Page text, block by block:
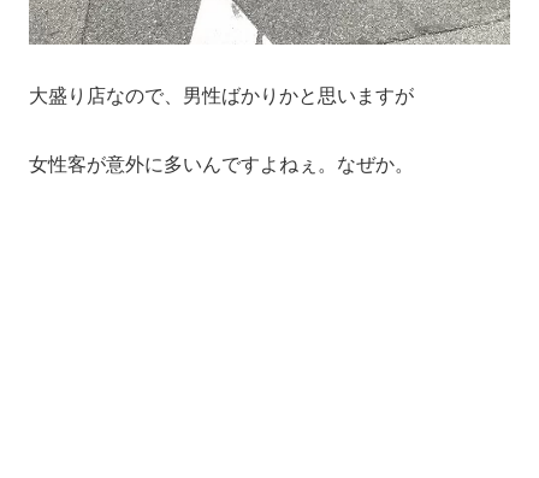
大盛り店なので、男性ばかりかと思いますが
女性客が意外に多いんですよねぇ。なぜか。